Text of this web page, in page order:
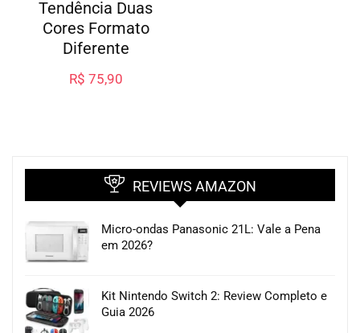
Tendência Duas
Cores Formato
Diferente
R$ 75,90
REVIEWS AMAZON
Micro-ondas Panasonic 21L: Vale a Pena
em 2026?
Kit Nintendo Switch 2: Review Completo e
Guia 2026